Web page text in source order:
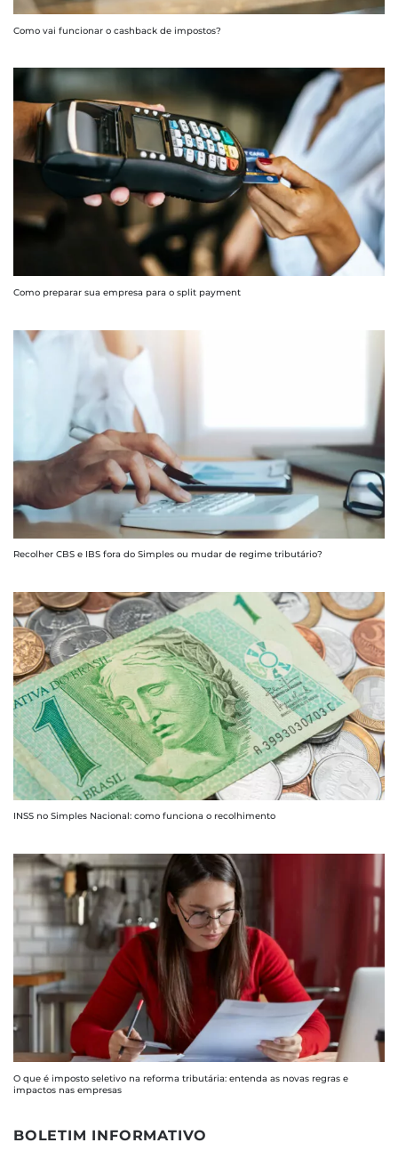
Como vai funcionar o cashback de impostos?
Como preparar sua empresa para o split payment
Recolher CBS e IBS fora do Simples ou mudar de regime tributário?
INSS no Simples Nacional: como funciona o recolhimento
O que é imposto seletivo na reforma tributária: entenda as novas regras e
impactos nas empresas
BOLETIM INFORMATIVO